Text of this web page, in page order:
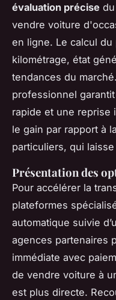
évaluation précise
vendre voiture
en ligne. Le calcul
kilométrage, état
tendances du
professionnel
rapide et une reprise
le gain par rapport à
particuliers, qui
Présentation des
Pour accélérer la
plateformes
automatique suivie
agences partenaires
immédiate avec
de vendre voiture à
est plus directe.